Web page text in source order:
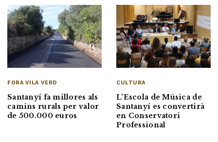
FORA VILA VERD
Santanyí fa millores als
camins rurals per valor
de 500.000 euros
CULTURA
L’Escola de Música de
Santanyí es convertirà
en Conservatori
Professional